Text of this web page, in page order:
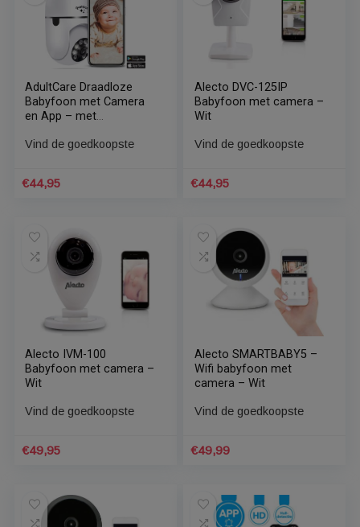
en App – met
Microfoon en Tweeweg
Audio – Baby Monitor In
e27 Lamp – Huisdier
Camera – 360 graden
Vind de goedkoopste
44,95
Wit
Vind de goedkoopste
€44,95
Alecto IVM-100
Babyfoon met camera –
Alecto SMARTBABY5 –
Wifi babyfoon met